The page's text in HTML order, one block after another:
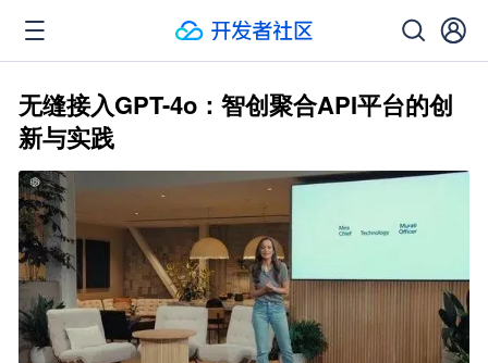
无缝接入GPT-4o：智创聚合API平台的创
新与实践